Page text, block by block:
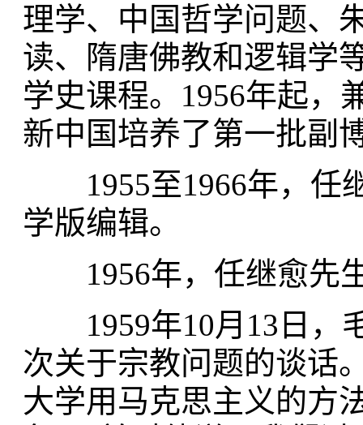
理学、中国哲学问题、
读、隋唐佛教和逻辑学
学史课程。1956年起，
新中国培养了第一批副
1955至1966年，任
学版编辑。
1956年，任继愈先
1959年10月13日，
次关于宗教问题的谈话
大学用马克思主义的方